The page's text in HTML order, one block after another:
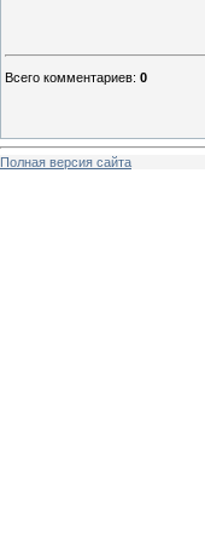
Всего комментариев: 0
Полная версия сайта